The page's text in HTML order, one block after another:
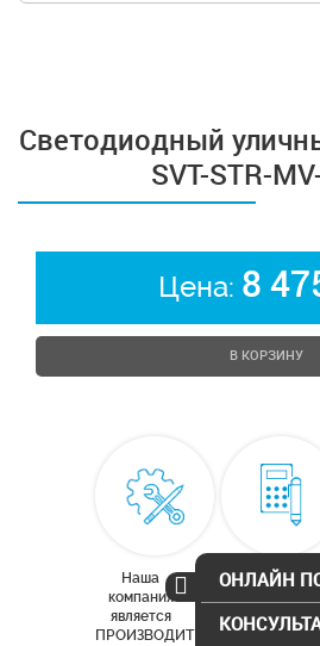
Светодиодный
SVT-STR-
Цена: 8
В КОРЗИНУ
Наша
компания
является
ПРОИЗВОДИТЕЛЕМ
Бесплатный
освещения
ОНЛАЙН